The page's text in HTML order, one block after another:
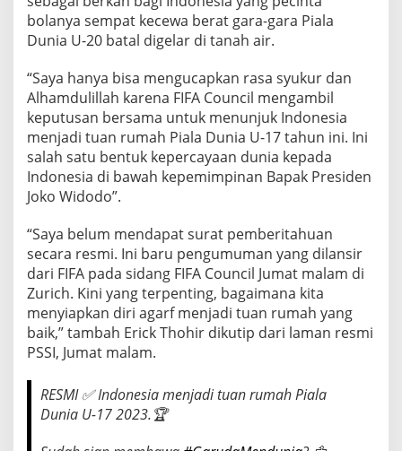
7
bolanya sempat kecewa berat gara-gara Piala
Dunia U-20 batal digelar di tanah air.
“Saya hanya bisa mengucapkan rasa syukur dan
Alhamdulillah karena FIFA Council mengambil
keputusan bersama untuk menunjuk Indonesia
menjadi tuan rumah Piala Dunia U-17 tahun ini. Ini
salah satu bentuk kepercayaan dunia kepada
Indonesia di bawah kepemimpinan Bapak Presiden
Joko Widodo”.
“Saya belum mendapat surat pemberitahuan
secara resmi. Ini baru pengumuman yang dilansir
dari FIFA pada sidang FIFA Council Jumat malam di
Zurich. Kini yang terpenting, bagaimana kita
menyiapkan diri agarf menjadi tuan rumah yang
baik,” tambah Erick Thohir dikutip dari laman resmi
PSSI, Jumat malam.
RESMI ✅ Indonesia menjadi tuan rumah Piala
Dunia U-17 2023.🏆